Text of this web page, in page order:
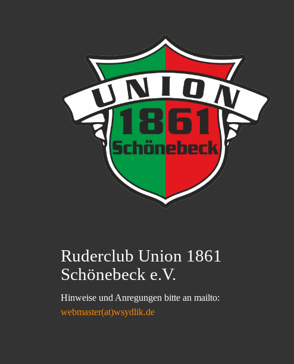
Ruderclub Union 1861
Schönebeck e.V.
Hinweise und Anregungen bitte an mailto:
webmaster(at)wsydlik.de